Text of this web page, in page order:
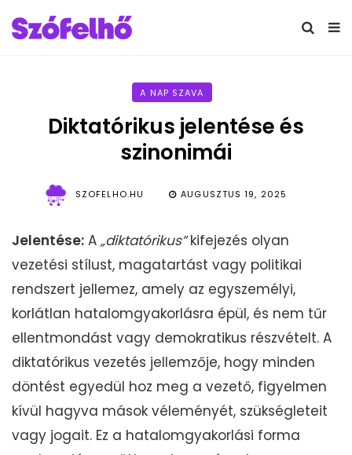
A NAP SZAVA
Diktatórikus jelentése és
szinonimái
SZOFELHO.HU AUGUSZTUS 19, 2025
Jelentése: A „diktatórikus”kifejezés olyan
vezetési stílust, magatartást vagy politikai
rendszert jellemez, amely az egyszemélyi,
korlátlan hatalomgyakorlásra épül, és nem tűr
ellentmondást vagy demokratikus részvételt. A
diktatórikus vezetés jellemzője, hogy minden
döntést egyedül hoz meg a vezető, figyelmen
kívül hagyva mások véleményét, szükségleteit
vagy jogait. Ez a hatalomgyakorlási forma